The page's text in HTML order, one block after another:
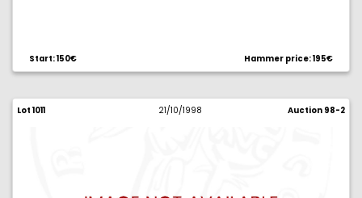
Start: 150€ Hammer price: 195€
Lot 1011 21/10/1998 Auction 98-2